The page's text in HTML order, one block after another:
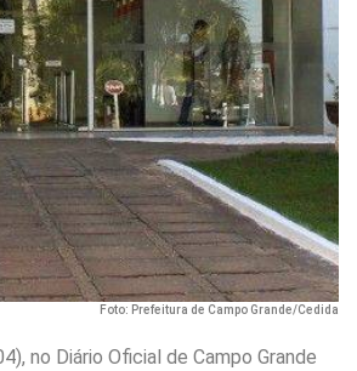
Foto: Prefeitura de Campo Grande/Cedida
no Diário Oficial de Campo Grande